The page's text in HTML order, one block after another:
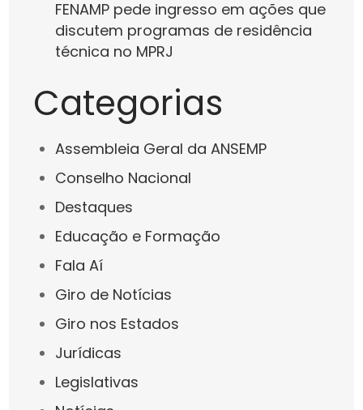
FENAMP pede ingresso em ações que
discutem programas de residência
técnica no MPRJ
Categorias
Assembleia Geral da ANSEMP
Conselho Nacional
Destaques
Educação e Formação
Fala Aí
Giro de Notícias
Giro nos Estados
Jurídicas
Legislativas